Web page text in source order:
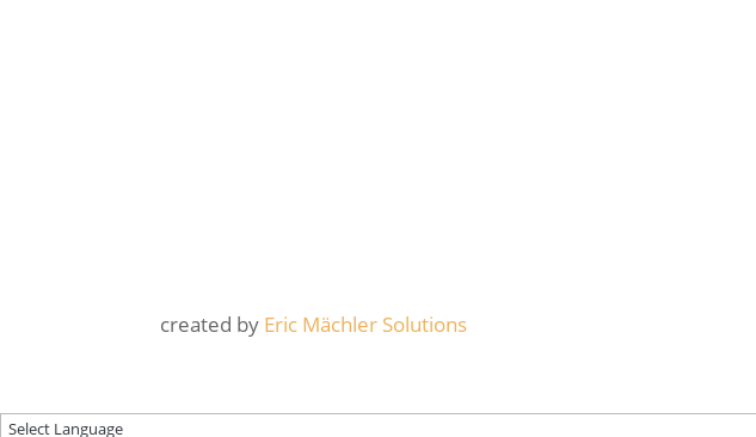
created by Eric Mächler Solutions